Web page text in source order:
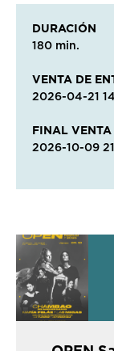
DURACIÓN
180 min.
VENTA DE
2026-04-21
FINAL VENTA
2026-10-09